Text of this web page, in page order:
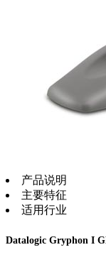
产品说明
主要特征
适用行业
Datalogic Gryphon I